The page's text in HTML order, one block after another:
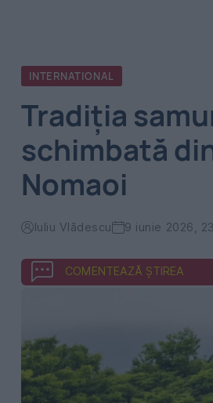
INTERNATIONAL
Tradiția
schimbată
Nomaoi
Iuliu Vlădescu 9 iunie 2026,
COMENTEAZĂ ȘTIREA